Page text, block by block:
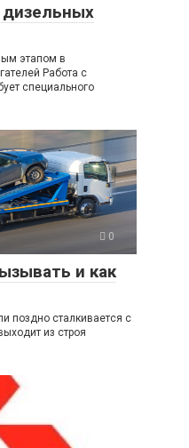
этапом в
Работа с
специального
0
и как
поздно сталкивается с
из строя